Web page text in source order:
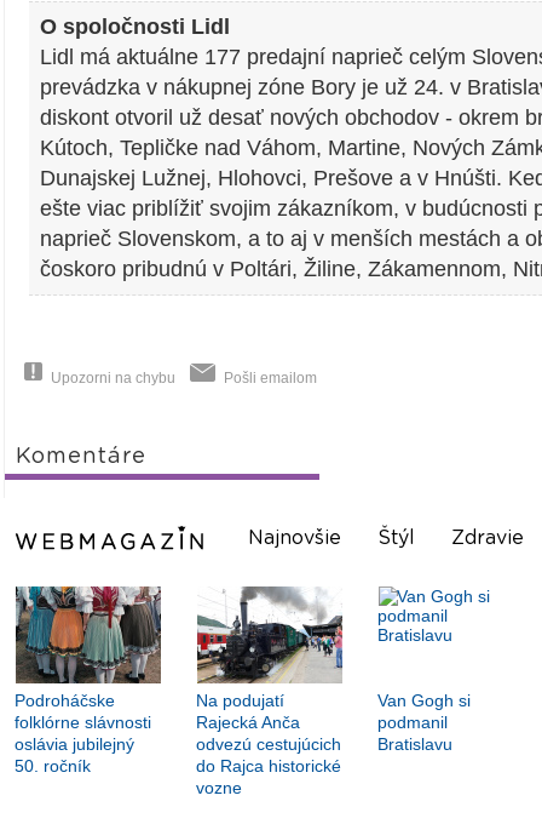
O spoločnosti Lidl
Lidl má aktuálne 177 predajní naprieč celým
prevádzka v nákupnej zóne Bory je už 24. v
diskont otvoril už desať nových obchodov - okrem
Kútoch, Tepličke nad Váhom, Martine, Nových
Dunajskej Lužnej, Hlohovci, Prešove a v Hnúšti.
ešte viac priblížiť svojim zákazníkom, v budúcnosti
naprieč Slovenskom, a to aj v menších mestách a
čoskoro pribudnú v Poltári, Žiline, Zákamennom,
Upozorni na chybu Pošli emailom
Komentáre
Najnovšie Štýl Zdravie
Podroháčske
folklórne slávnosti
oslávia jubilejný
50. ročník
Na podujatí
Rajecká Anča
odvezú cestujúcich
do Rajca historické
vozne
Van Gogh si
podmanil
Bratislavu